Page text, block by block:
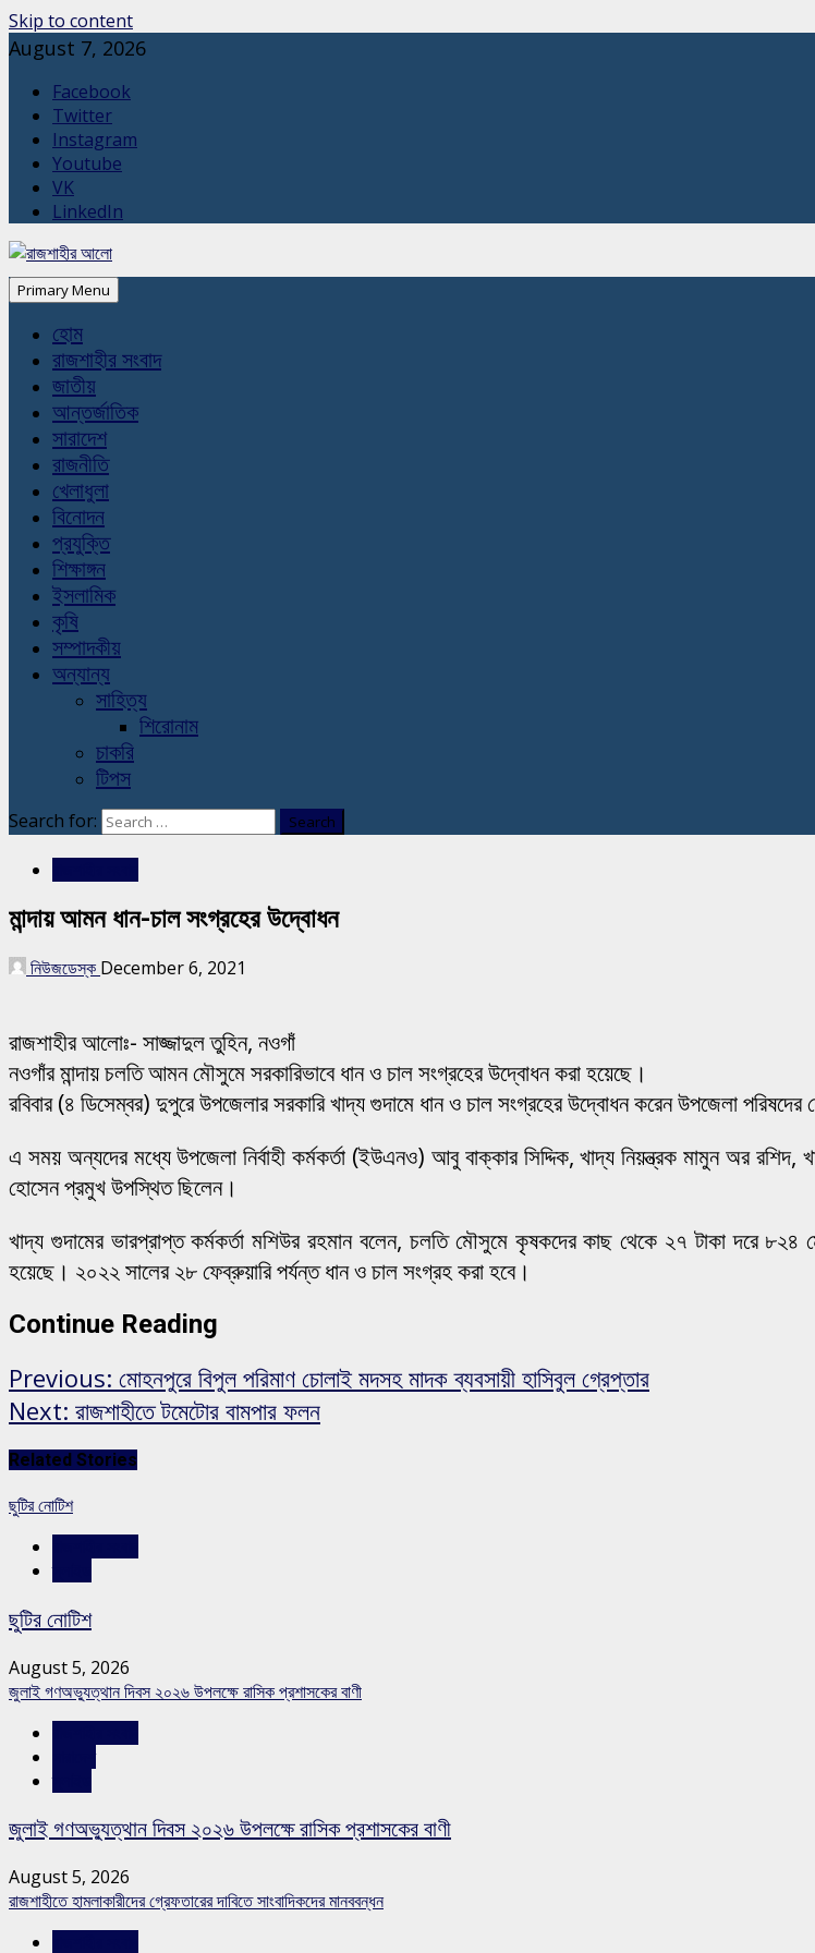
Skip to content
August 7, 2026
Facebook
Twitter
Instagram
Youtube
VK
LinkedIn
Primary Menu
হোম
রাজশাহীর সংবাদ
জাতীয়
আন্তর্জাতিক
সারাদেশ
রাজনীতি
খেলাধুলা
বিনোদন
প্রযুক্তি
শিক্ষাঙ্গন
ইসলামিক
কৃষি
সম্পাদকীয়
অন্যান্য
সাহিত্য
শিরোনাম
চাকরি
টিপস
Search for:
মান্দায় আমন ধান-চাল সংগ্রহের উদ্বোধন
নিউজডেস্ক December 6, 2021
রাজশাহীর আলোঃ- সাজ্জাদুল তুহিন, নওগাঁ
নওগাঁর মান্দায় চলতি আমন মৌসুমে সরকারিভাবে ধান ও চাল সংগ্রহের উদ্বোধন করা হয়েছে।
রবিবার (৪ ডিসেম্বর) দুপুরে উপজেলার সরকারি খাদ্য গুদামে ধান ও চাল সংগ্রহের উদ্বোধন করেন উপজেলা
এ সময় অন্যদের মধ্যে উপজেলা নির্বাহী কর্মকর্তা (ইউএনও) আবু বাক্কার সিদ্দিক, খাদ্য নিয়ন্ত্রক মামুন অর
হোসেন প্রমুখ উপস্থিত ছিলেন।
খাদ্য গুদামের ভারপ্রাপ্ত কর্মকর্তা মশিউর রহমান বলেন, চলতি মৌসুমে কৃষকদের কাছ থেকে ২৭ টাকা দরে ৮২৪
হয়েছে। ২০২২ সালের ২৮ ফেব্রুয়ারি পর্যন্ত ধান ও চাল সংগ্রহ করা হবে।
Continue Reading
Previous: মোহনপুরে বিপুল পরিমাণ চোলাই মদসহ মাদক ব্যবসায়ী হাসিবুল গ্রেপ্তার
Next: রাজশাহীতে টমেটোর বামপার ফলন
Related Stories
ছুটির নোটিশ
ছুটির নোটিশ
August 5, 2026
জুলাই গণঅভ্যুত্থান দিবস ২০২৬ উপলক্ষে রাসিক প্রশাসকের বাণী
জুলাই গণঅভ্যুত্থান দিবস ২০২৬ উপলক্ষে রাসিক প্রশাসকের বাণী
August 5, 2026
রাজশাহীতে হামলাকারীদের গ্রেফতারের দাবিতে সাংবাদিকদের মানববন্ধন